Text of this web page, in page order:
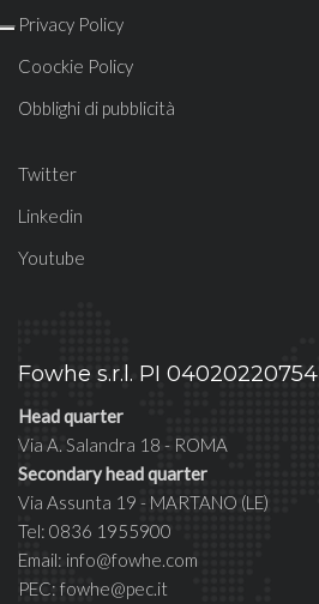
Privacy Policy
Coockie Policy
Obblighi di pubblicità
Twitter
Linkedin
Youtube
Fowhe s.r.l. PI 04020220754
Head quarter
Via A. Salandra 18 - ROMA
Secondary head quarter
Via Assunta 19 - MARTANO (LE)
Tel: 0836 1955900
Email: info@fowhe.com
PEC: fowhe@pec.it